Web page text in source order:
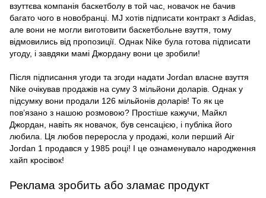
взуттєва компанія баскетболу в той час, новачок не бачив
багато чого в новобранці. MJ хотів підписати контракт з Adidas,
але вони не могли виготовити баскетбольне взуття, тому
відмовились від пропозиції. Однак Nike була готова підписати
угоду, і завдяки мамі Джордану вони це зробили!
Після підписання угоди та згоди надати Jordan власне взуття
Nike очікував продажів на суму 3 мільйони доларів. Однак у
підсумку вони продали 126 мільйонів доларів! То як це
пов’язано з нашою розмовою? Простіше кажучи, Майкл
Джордан, навіть як новачок, був сенсацією, і публіка його
любила. Ця любов переросла у продажі, коли перший Air
Jordan 1 продався у 1985 році! І це ознаменувало народження
хайп кросівок!
Реклама зробить або зламає продукт